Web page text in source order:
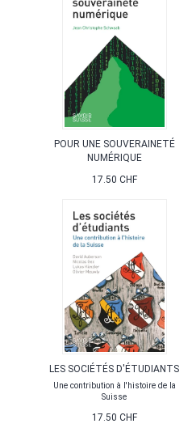
POUR UNE SOUVERAINETÉ
NUMÉRIQUE
17.50 CHF
LES SOCIÉTÉS D'ÉTUDIANTS
Une contribution à l'histoire de la
Suisse
17.50 CHF